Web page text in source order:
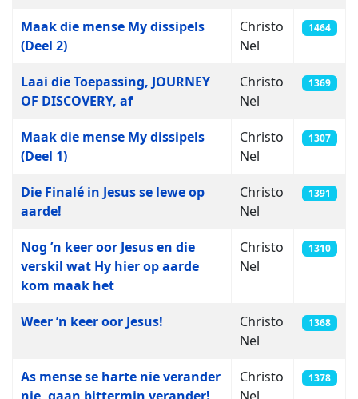
Maak die mense My dissipels
(Deel 2)
Christo
Nel
1464
Laai die Toepassing, JOURNEY
OF DISCOVERY, af
Christo
Nel
1369
Maak die mense My dissipels
(Deel 1)
Christo
Nel
1307
Die Finalé in Jesus se lewe op
aarde!
Christo
Nel
1391
Nog ’n keer oor Jesus en die
verskil wat Hy hier op aarde
kom maak het
Christo
Nel
1310
Weer ’n keer oor Jesus!
Christo
Nel
1368
As mense se harte nie verander
Christo
1378